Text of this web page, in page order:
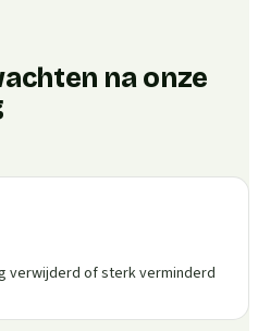
na onze
verwijderd of sterk verminderd